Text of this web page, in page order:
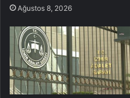
Ağustos 8, 2026